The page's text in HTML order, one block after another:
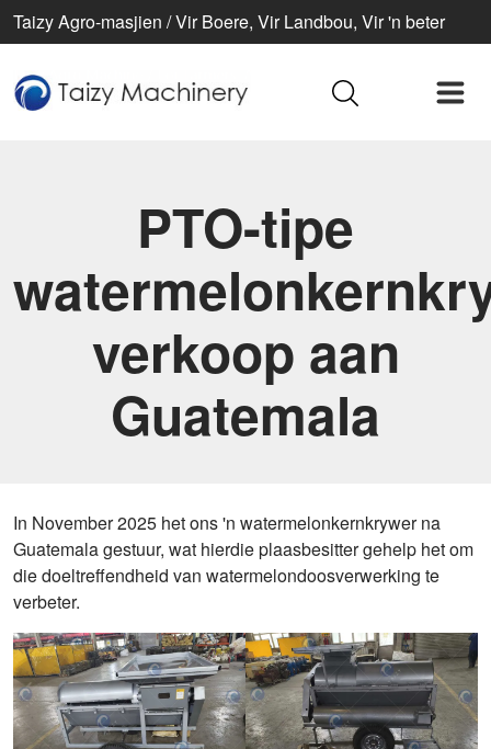
Taizy Agro-masjien / Vir Boere, Vir Landbou, Vir 'n beter
PTO-tipe
verkoop aan
Guatemala
In November 2025 het ons 'n watermelonkernkrywer na
Guatemala gestuur, wat hierdie plaasbesitter gehelp het om
die doeltreffendheid van watermelondoosverwerking te
verbeter.